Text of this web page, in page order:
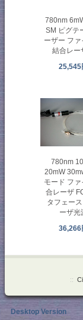
780nm
SM ピグテ
ーザー ファ
結合レー
25,545
780nm
20mW
モード フ
合レーザ
タフェー
ーザ光
36,266
::
Desktop Version